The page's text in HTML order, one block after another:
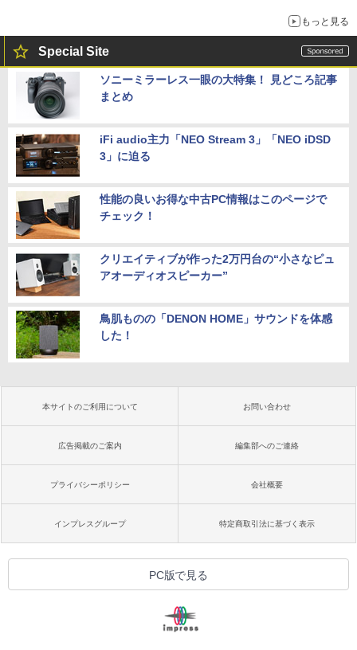
もっと見る
Special Site
ソニーミラーレス一眼の大特集！ 見どころ記事
まとめ
iFi audio主力「NEO Stream 3」「NEO iDSD
3」に迫る
性能の良いお得な中古PC情報はこのページで
チェック！
クリエイティブが作った2万円台の“小さなピュ
アオーディオスピーカー”
鳥肌ものの「DENON HOME」サウンドを体感
した！
本サイトのご利用について お問い合わせ
広告掲載のご案内 編集部へのご連絡
プライバシーポリシー 会社概要
インプレスグループ 特定商取引法に基づく表示
PC版で見る